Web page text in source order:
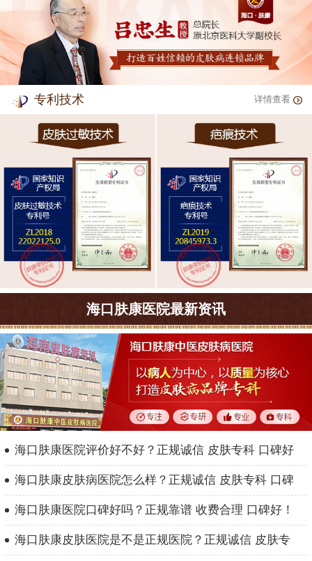
专利技术 详情查看
海口肤康医院最新资讯
海口肤康医院评价好不好？正规诚信 皮肤专科 口碑好
海口肤康皮肤病医院怎么样？正规诚信 皮肤专科 口碑
海口肤康医院口碑好吗？正规靠谱 收费合理 口碑好！
海口肤康皮肤医院是不是正规医院？正规诚信 皮肤专